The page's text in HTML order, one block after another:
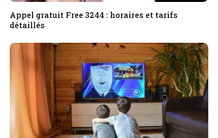
Appel gratuit Free 3244 : horaires et tarifs
détaillés